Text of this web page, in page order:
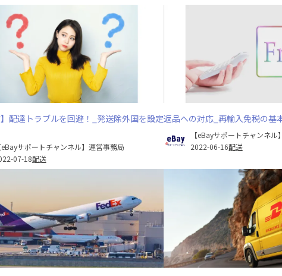
】配達トラブルを回避！_発送除外国を設定
eBayサポートチャンネル】運営事務局
07-18配送
返品への対応_再輸入免税の基
【eBayサポートチャンネル
2022-06-16配送